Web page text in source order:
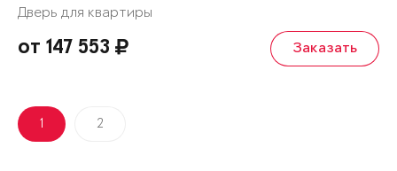
Дверь для квартиры
от 147 553 Заказать
1 2